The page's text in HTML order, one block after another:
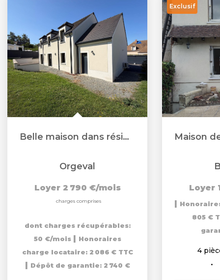
Belle maison dans résidence privée
Orgeval
Loyer 2 790 €/mois
charges comprises
dont charges récupérables:
50 €/mois | Honoraires
charge locataire: 2 086 € TTC
| Dépôt de garantie: 2 740 €
Exclusif
Loyer
|
805 €
4